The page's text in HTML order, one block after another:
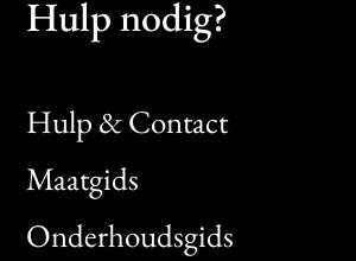
Hulp nodig?
Hulp & Contact
Maatgids
Onderhoudsgids